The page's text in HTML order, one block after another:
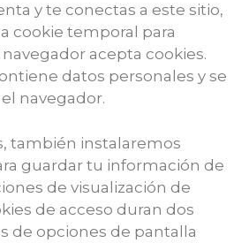
y te conectas a este sitio,
cookie temporal para
acepta cookies.
datos personales y se
navegador.
también instalaremos
guardar tu información de
de visualización de
de acceso duran dos
de opciones de pantalla